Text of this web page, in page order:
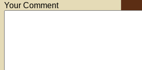
Your Comment